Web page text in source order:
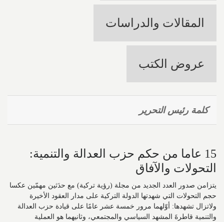
المقالات والدراسات
عروض الكتب
كلمة رئيس التحرير
15 عاما من حكم حزب العدالة والتنمية:
التحولات والآفاق
يتزامن صدور العدد الجديد من مجلة (رؤية تركية) مع حدَثين مهمّين عكسا
حجم التحولات التي شهدتها الدولة التركية على مدار العقود الأخيرة
ولاتزال تشهدها: أوّلهما مرور خمسة عشر عامًا على قيادة حزب العدالة
والتنمية قاطرةَ المشهد السياسي والمجتمعي، وثانيهما هو العملية